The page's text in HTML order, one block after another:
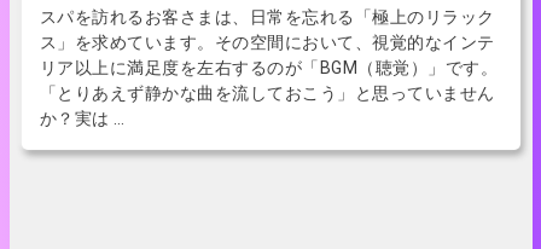
スパを訪れるお客さまは、日常を忘れる「極上のリラック
ス」を求めています。その空間において、視覚的なインテ
リア以上に満足度を左右するのが「BGM（聴覚）」です。
「とりあえず静かな曲を流しておこう」と思っていません
か？実は …